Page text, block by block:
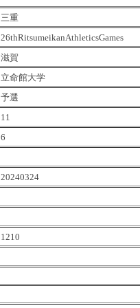
三重
26thRitsumeikanAthleticsGames
滋賀
立命館大学
予選
11
6
20240324
1210